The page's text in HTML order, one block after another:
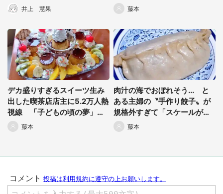
イム？」「どうして」
井上 慧果
レが食べたい」
藤本
デカ盛りすぎるスイーツ生み
出した喫茶店店主に5.2万人熱
視線 「子どもの頃の夢」
「最高のご褒美」と話題に
藤本
肉汁の海でおぼれそう... と
ある主婦の〝手作り餃子〟が
規格外すぎて「スケールが違
う」「なにこのロマンの塊」
と話題に
藤本